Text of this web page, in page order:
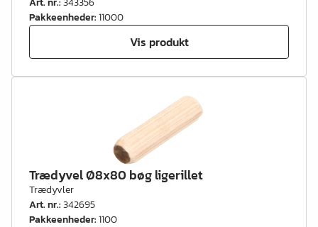
Pakkeenheder:11000
Vis produkt
Trædyvel Ø8x80 bøg ligerillet
Trædyvler
Art. nr.:342695
Pakkeenheder:1100